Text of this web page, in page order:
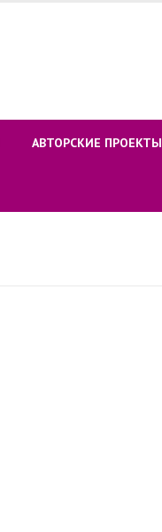
АВТОРСКИЕ ПРОЕКТЫ